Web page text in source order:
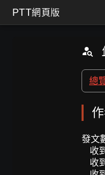
PTT網頁版
總
發文
收
收